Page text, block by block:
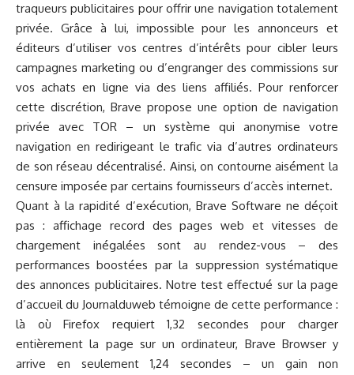
traqueurs publicitaires pour offrir une navigation totalement
privée. Grâce à lui, impossible pour les annonceurs et
éditeurs d’utiliser vos centres d’intérêts pour cibler leurs
campagnes marketing ou d’engranger des commissions sur
vos achats en ligne via des liens affiliés. Pour renforcer
cette discrétion, Brave propose une option de navigation
privée avec TOR – un système qui anonymise votre
navigation en redirigeant le trafic via d’autres ordinateurs
de son réseau décentralisé. Ainsi, on contourne aisément la
censure imposée par certains fournisseurs d’accès internet.
Quant à la rapidité d’exécution, Brave Software ne déçoit
pas : affichage record des pages web et vitesses de
chargement inégalées sont au rendez-vous – des
performances boostées par la suppression systématique
des annonces publicitaires. Notre test effectué sur la page
d’accueil du Journalduweb témoigne de cette performance :
là où Firefox requiert 1,32 secondes pour charger
entièrement la page sur un ordinateur, Brave Browser y
arrive en seulement 1,24 secondes – un gain non